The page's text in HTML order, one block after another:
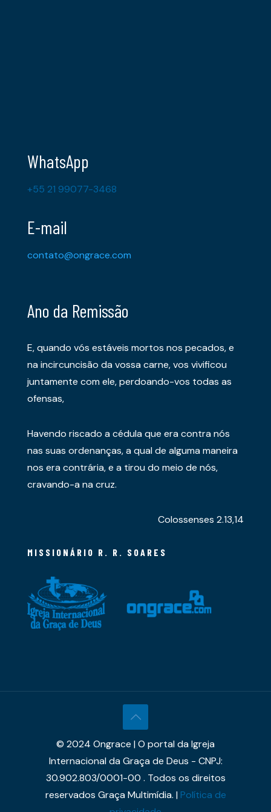
WhatsApp
+55 21 99077-3468
E-mail
contato@ongrace.com
Ano da Remissão
E, quando vós estáveis mortos nos pecados, e
na incircuncisão da vossa carne, vos vivificou
juntamente com ele, perdoando-vos todas as
ofensas,
Havendo riscado a cédula que era contra nós
nas suas ordenanças, a qual de alguma maneira
nos era contrária, e a tirou do meio de nós,
cravando-a na cruz.
Colossenses 2.13,14
MISSIONÁRIO R. R. SOARES
© 2024 Ongrace | O portal da Igreja
Internacional da Graça de Deus - CNPJ:
30.902.803/0001-00 . Todos os direitos
reservados Graça Multimídia. |Política de